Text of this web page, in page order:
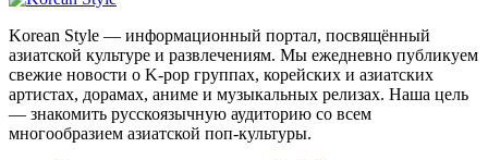
Korean Style — информационный портал, посвящённый
азиатской культуре и развлечениям. Мы ежедневно публикуем
свежие новости о K-pop группах, корейских и азиатских
артистах, дорамах, аниме и музыкальных релизах. Наша цель
— знакомить русскоязычную аудиторию со всем
многообразием азиатской поп-культуры.